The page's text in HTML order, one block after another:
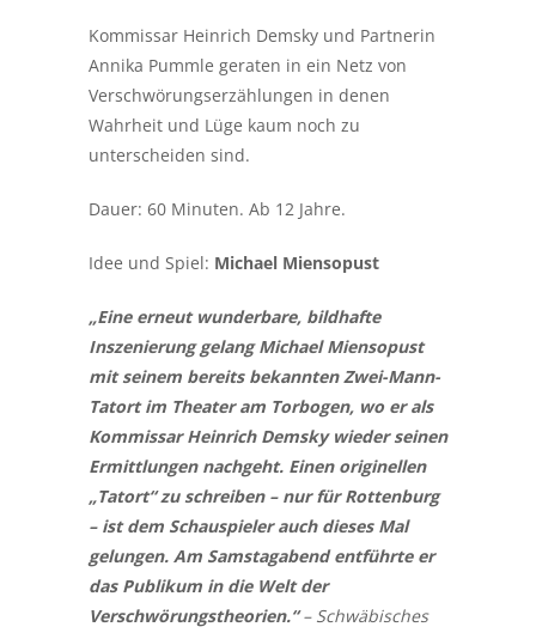
Kommissar Heinrich Demsky und Partnerin
Annika Pummle geraten in ein Netz von
Verschwörungserzählungen in denen
Wahrheit und Lüge kaum noch zu
unterscheiden sind.
Dauer: 60 Minuten. Ab 12 Jahre.
Idee und Spiel: Michael Miensopust
„Eine erneut wunderbare, bildhafte
Inszenierung gelang Michael Miensopust
mit seinem bereits bekannten Zwei-Mann-
Tatort im Theater am Torbogen, wo er als
Kommissar Heinrich Demsky wieder seinen
Ermittlungen nachgeht. Einen originellen
„Tatort“ zu schreiben – nur für Rottenburg
– ist dem Schauspieler auch dieses Mal
gelungen. Am Samstagabend entführte er
das Publikum in die Welt der
Verschwörungstheorien.“– Schwäbisches